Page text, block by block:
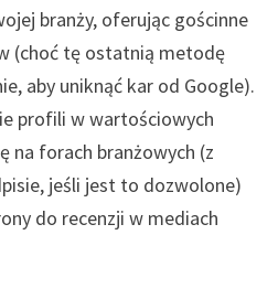
branży, oferując gościnne
(choć tę ostatnią metodę
aby uniknąć kar od Google).
profili w wartościowych
na forach branżowych (z
jeśli jest to dozwolone)
do recenzji w mediach